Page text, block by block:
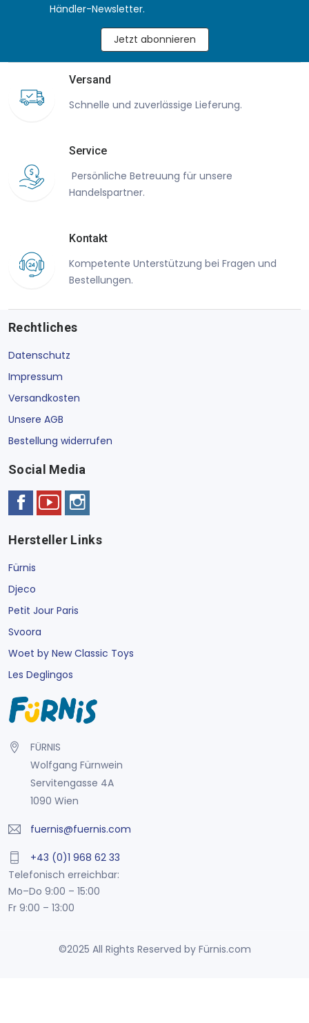
Händler-Newsletter.
Jetzt abonnieren
Versand
Schnelle und zuverlässige Lieferung.
Service
Persönliche Betreuung für unsere
Handelspartner.
Kontakt
Kompetente Unterstützung bei Fragen und
Bestellungen.
Rechtliches
Datenschutz
Impressum
Versandkosten
Unsere AGB
Bestellung widerrufen
Social Media
Hersteller Links
Fürnis
Djeco
Petit Jour Paris
Svoora
Woet by New Classic Toys
Les Deglingos
FÜRNIS
Wolfgang Fürnwein
Servitengasse 4A
1090 Wien
fuernis@fuernis.com
+43 (0)1 968 62 33
Telefonisch erreichbar:
Mo–Do 9:00 – 15:00
Fr 9:00 – 13:00
©2025 All Rights Reserved by Fürnis.com